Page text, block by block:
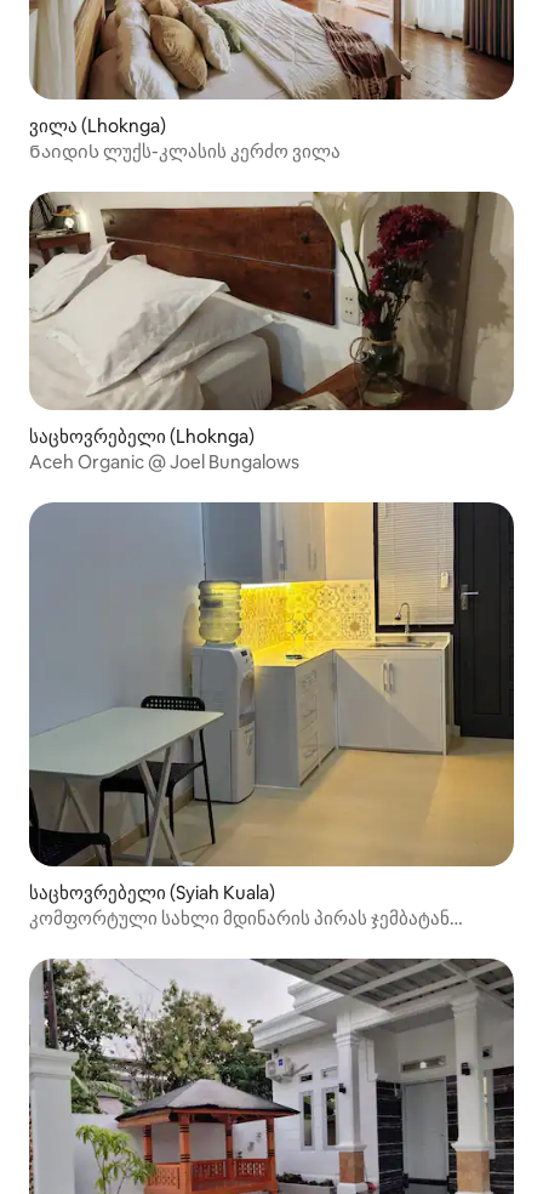
ვილა (Lhoknga)
Ნაიდის ლუქს-კლასის კერძო ვილა
საცხოვრებელი (Lhoknga)
Aceh Organic @ Joel Bungalows
საცხოვრებელი (Syiah Kuala)
კომფორტული სახლი მდინარის პირას ჯემბატან